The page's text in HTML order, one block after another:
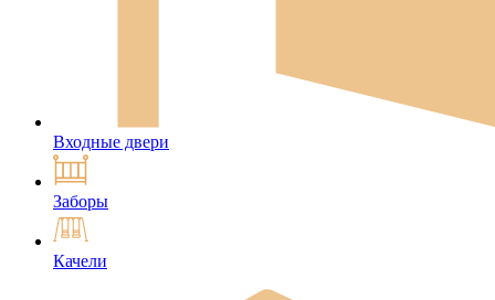
Входные двери
Заборы
Качели